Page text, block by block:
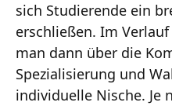
sich Studierende ein
erschließen. Im
man dann über die
Spezialisierung und
individuelle Nische. Je